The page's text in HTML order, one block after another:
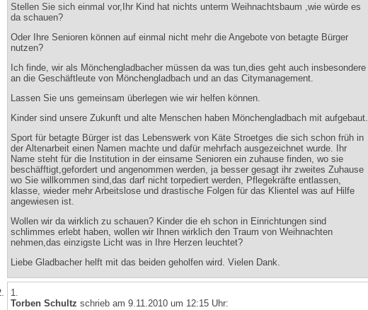
Stellen Sie sich einmal vor,Ihr Kind hat nichts unterm Weihnachtsbaum ,wie würde es
da schauen?
Oder Ihre Senioren können auf einmal nicht mehr die Angebote von betagte Bürger
nutzen?
Ich finde, wir als Mönchengladbacher müssen da was tun,dies geht auch insbesondere
an die Geschäftleute von Mönchengladbach und an das Citymanagement.
Lassen Sie uns gemeinsam überlegen wie wir helfen können.
Kinder sind unsere Zukunft und alte Menschen haben Mönchengladbach mit aufgebaut.
Sport für betagte Bürger ist das Lebenswerk von Käte Stroetges die sich schon früh in
der Altenarbeit einen Namen machte und dafür mehrfach ausgezeichnet wurde. Ihr
Name steht für die Institution in der einsame Senioren ein zuhause finden, wo sie
beschäfftigt,gefordert und angenommen werden, ja besser gesagt ihr zweites Zuhause
wo Sie willkommen sind,das darf nicht torpediert werden, Pflegekräfte entlassen,
klasse, wieder mehr Arbeitslose und drastische Folgen für das Klientel was auf Hilfe
angewiesen ist.
Wollen wir da wirklich zu schauen? Kinder die eh schon in Einrichtungen sind
schlimmes erlebt haben, wollen wir Ihnen wirklich den Traum von Weihnachten
nehmen,das einzigste Licht was in Ihre Herzen leuchtet?
Liebe Gladbacher helft mit das beiden geholfen wird. Vielen Dank.
1.
Torben Schultz schrieb am 9.11.2010 um 12:15 Uhr: